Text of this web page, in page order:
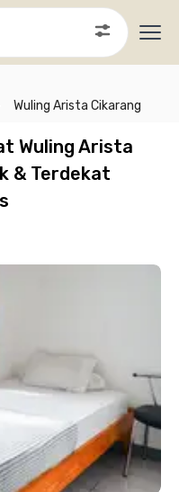
Wuling Arista Cikarang
Wuling Arista
& Terdekat